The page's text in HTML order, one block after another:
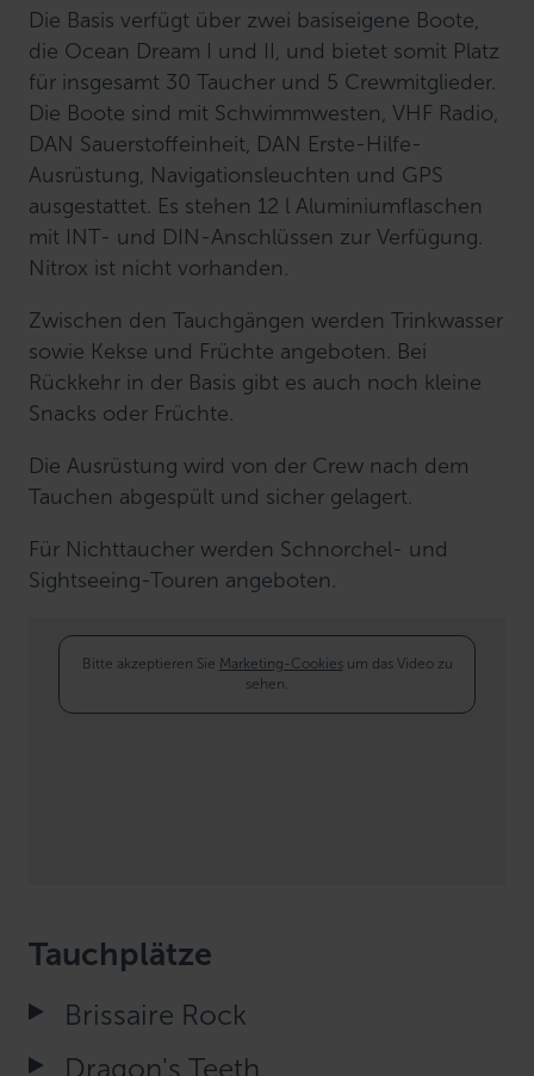
Die Basis verfügt über zwei basiseigene Boote,
die Ocean Dream I und II, und bietet somit Platz
für insgesamt 30 Taucher und 5 Crewmitglieder.
Die Boote sind mit Schwimmwesten, VHF Radio,
DAN Sauerstoffeinheit, DAN Erste-Hilfe-
Ausrüstung, Navigationsleuchten und GPS
ausgestattet. Es stehen 12 l Aluminiumflaschen
mit INT- und DIN-Anschlüssen zur Verfügung.
Nitrox ist nicht vorhanden.
Zwischen den Tauchgängen werden Trinkwasser
sowie Kekse und Früchte angeboten. Bei
Rückkehr in der Basis gibt es auch noch kleine
Snacks oder Früchte.
Die Ausrüstung wird von der Crew nach dem
Tauchen abgespült und sicher gelagert.
Für Nichttaucher werden Schnorchel- und
Sightseeing-Touren angeboten.
Bitte akzeptieren Sie Marketing-Cookiesum das Video zu
sehen.
Tauchplätze
Brissaire Rock
Dragon's Teeth